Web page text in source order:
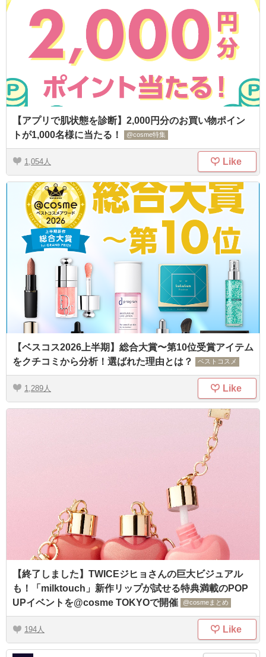
【アプリで肌状態を診断】2,000円分のお買い物ポイン
トが1,000名様に当たる！
@cosme特集
1,054 Like
【ベスコス2026上半期】総合大賞〜第10位受賞アイテム
をクチコミから分析！選ばれた理由とは？
ベストコスメ
1,289 Like
【終了しました】TWICEジヒョさんの巨大ビジュアル
も！「milktouch」新作リップが試せる特典満載のPOP
UPイベントを@cosme TOKYOで開催
@cosmeまとめ
194 Like